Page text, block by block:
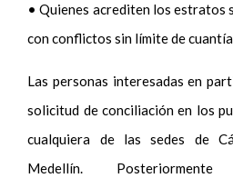
• Quienes acrediten los estratos
con conflictos sin límite de
Las personas interesadas en
solicitud de conciliación en los
cualquiera de las sedes de
Medellín.